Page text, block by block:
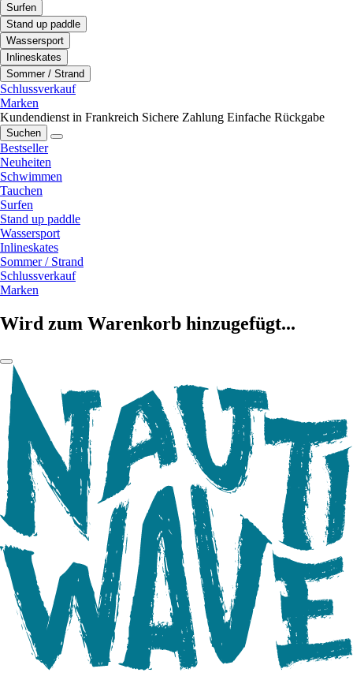
Surfen
Stand up paddle
Wassersport
Inlineskates
Sommer / Strand
Schlussverkauf
Marken
Kundendienst in Frankreich Sichere Zahlung Einfache Rückgabe
Suchen
Bestseller
Neuheiten
Schwimmen
Tauchen
Surfen
Stand up paddle
Wassersport
Inlineskates
Sommer / Strand
Schlussverkauf
Marken
Wird zum Warenkorb hinzugefügt...